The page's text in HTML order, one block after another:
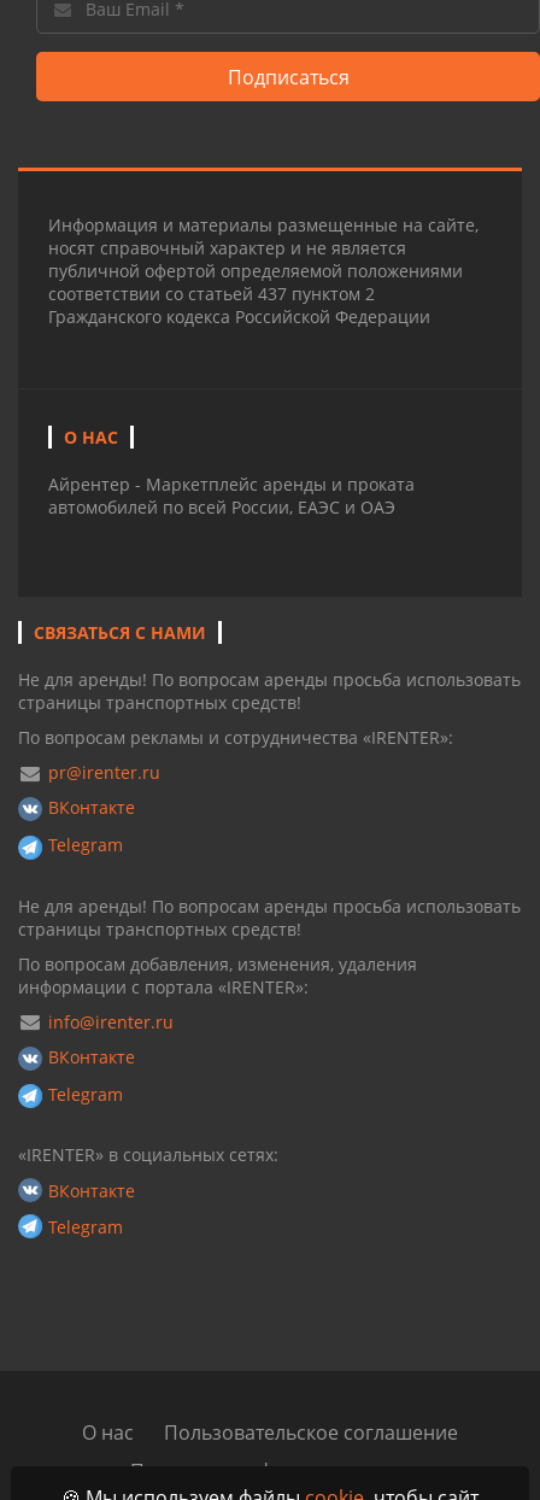
Подписаться
Информация и материалы размещенные на сайте,
носят справочный характер и не является
публичной офертой определяемой положениями
соответствии со статьей 437 пунктом 2
Гражданского кодекса Российской Федерации
О НАС
Айрентер - Маркетплейс аренды и проката
автомобилей по всей России, ЕАЭС и ОАЭ
СВЯЗАТЬСЯ С НАМИ
Не для аренды! По вопросам аренды просьба использовать
страницы транспортных средств!
По вопросам рекламы и сотрудничества «IRENTER»:
pr@irenter.ru
ВКонтакте
Telegram
Не для аренды! По вопросам аренды просьба использовать
страницы транспортных средств!
По вопросам добавления, изменения, удаления
информации с портала «IRENTER»:
info@irenter.ru
ВКонтакте
Telegram
«IRENTER» в социальных сетях:
ВКонтакте
Telegram
О нас
Пользовательское соглашение
Политика конфиденциальности